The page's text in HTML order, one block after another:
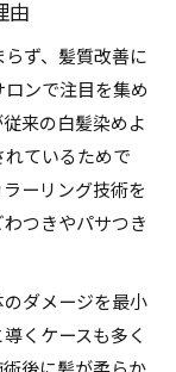
由
ず、髪質改善に
ンで注目を集め
来の白髪染めよ
ているためで
ーリング技術を
つきやパサつき
ダメージを最小
くケースも多く